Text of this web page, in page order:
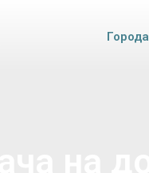
Города